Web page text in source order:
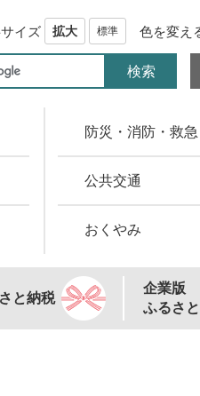
イズ 拡大 標準 色を変え
防災・消防・救急
公共交通
おくやみ
と納税
企業版
ふるさ